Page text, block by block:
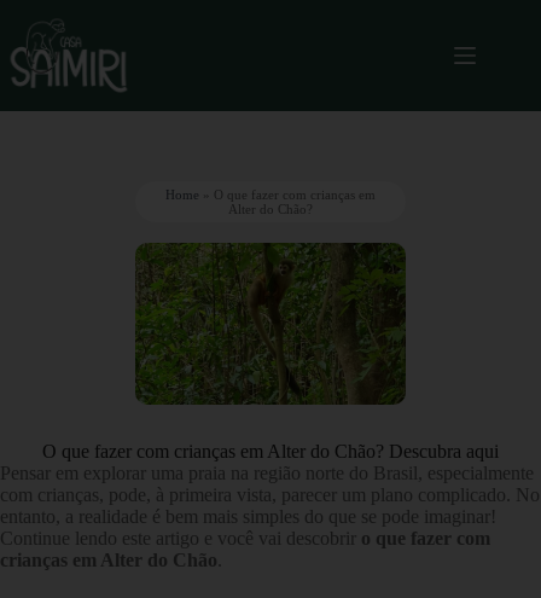
Home
O que fazer com crianças em
Alter do Chão?
O que fazer com crianças em Alter do Chão? Descubra aqui
Pensar em explorar uma praia na região norte do Brasil, especialmente
com crianças, pode, à primeira vista, parecer um plano complicado. No
entanto, a realidade é bem mais simples do que se pode imaginar!
Continue lendo este artigo e você vai descobrir o que fazer com
crianças em Alter do Chão